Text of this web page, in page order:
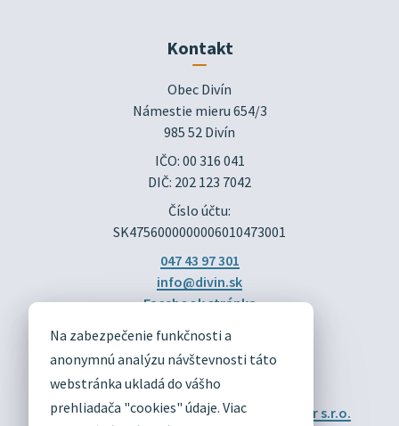
Na zabezpečenie funkčnosti a
anonymnú analýzu návštevnosti táto
webstránka ukladá do vášho
prehliadača "cookies" údaje. Viac
DIVÍN
OFICIÁLNE STRÁNKY
Technický prevádzkovateľ:Alphabet partner s.r.o.
Kontakt
Obec Divín
Námestie mieru 654/3
985 52 Divín
IČO: 00 316 041
DIČ: 202 123 7042
Číslo účtu:
SK4756000000006010473001
047 43 97 301
info@divin.sk
Facebook stránka